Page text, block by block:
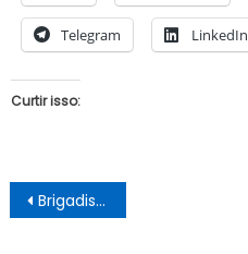
Telegram LinkedIn
Curtir isso:
Navegação
de
Brigadistas: Prefeitura de Senhor do Bonfim abre inscrições para Curso de Formação em Primeiros Socorros e Combate a Incêndio